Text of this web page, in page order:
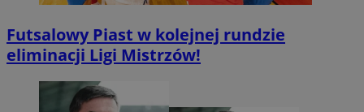
Futsalowy Piast w kolejnej rundzie
eliminacji Ligi Mistrzów!